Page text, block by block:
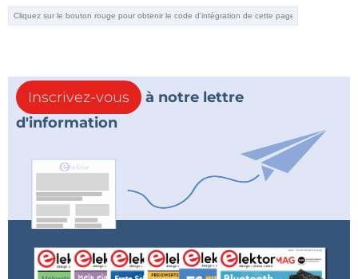
Inscrivez-vous
à notre lettre
d'information